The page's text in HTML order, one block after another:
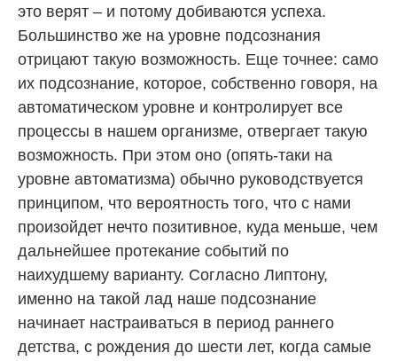
это верят – и потому добиваются успеха.
Большинство же на уровне подсознания
отрицают такую возможность. Еще точнее: само
их подсознание, которое, собственно говоря, на
автоматическом уровне и контролирует все
процессы в нашем организме, отвергает такую
возможность. При этом оно (опять-таки на
уровне автоматизма) обычно руководствуется
принципом, что вероятность того, что с нами
произойдет нечто позитивное, куда меньше, чем
дальнейшее протекание событий по
наихудшему варианту. Согласно Липтону,
именно на такой лад наше подсознание
начинает настраиваться в период раннего
детства, с рождения до шести лет, когда самые